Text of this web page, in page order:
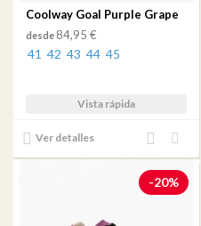
Coolway Goal Purple Grape
desde 84,95 €
41 42 43 44 45
Vista rápida
Ver detalles
Añadir
lista
de
Añadir
al
comparador
-20%